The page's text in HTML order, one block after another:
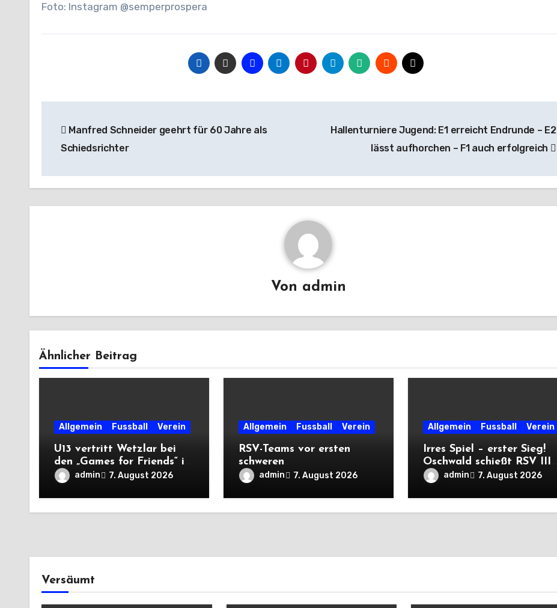
Foto: Instagram @semperprospera
Manfred Schneider geehrt für 60 Jahre als
Schiedsrichter
Hallenturniere Jugend: E1 erreicht Endrunde – E2
lässt aufhorchen – F1 auch erfolgreich
Von admin
Ähnlicher Beitrag
Allgemein Fussball Verein
U13 vertritt Wetzlar bei
den „Games for Friends“ in
Tschechien
admin 7. August 2026
Allgemein Fussball Verein
RSV-Teams vor ersten
schweren
Auswärtsprüfungen der
Saison
admin 7. August 2026
Allgemein Fussball Verein
Irres Spiel – erster Sieg!
Oschwald schießt RSV III
mit Viererpack zu
Premiere
admin 7. August 2026
Versäumt